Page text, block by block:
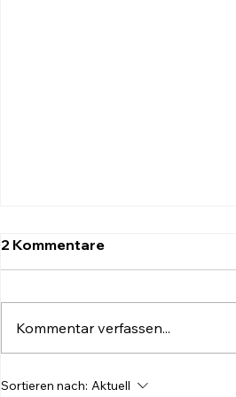
Wenig Handfestes beim
2 Kommentare
Kommentar verfassen...
Sortieren nach: Aktuell